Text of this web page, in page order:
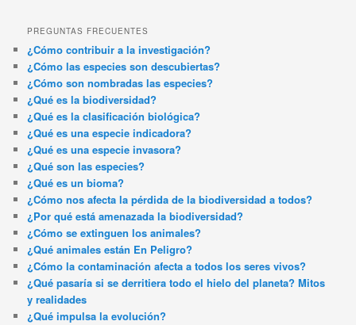
PREGUNTAS FRECUENTES
¿Cómo contribuir a la investigación?
¿Cómo las especies son descubiertas?
¿Cómo son nombradas las especies?
¿Qué es la biodiversidad?
¿Qué es la clasificación biológica?
¿Qué es una especie indicadora?
¿Qué es una especie invasora?
¿Qué son las especies?
¿Qué es un bioma?
¿Cómo nos afecta la pérdida de la biodiversidad a todos?
¿Por qué está amenazada la biodiversidad?
¿Cómo se extinguen los animales?
¿Qué animales están En Peligro?
¿Cómo la contaminación afecta a todos los seres vivos?
¿Qué pasaría si se derritiera todo el hielo del planeta? Mitos
y realidades
¿Qué impulsa la evolución?